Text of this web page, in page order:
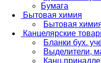
Бумага
Бытовая химия
Бытовая
Канцелярские
Бланки бух.
Выделители,